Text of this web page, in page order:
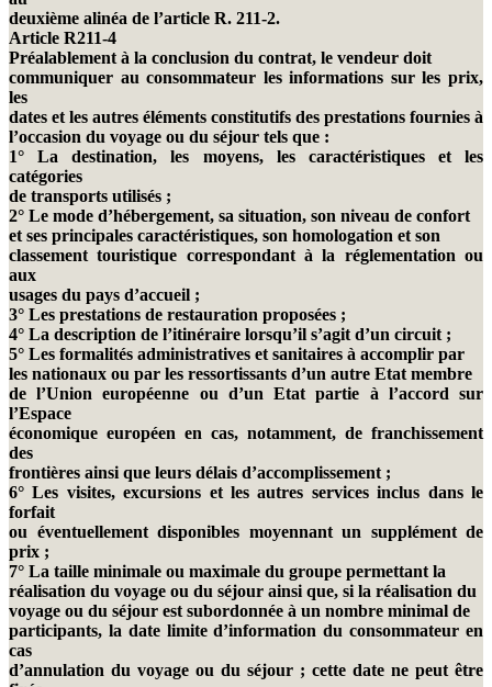
deuxième alinéa de l’article R. 211-2.
Article R211-4
Préalablement à la conclusion du contrat, le vendeur doit
communiquer au consommateur les informations sur les prix,
les
dates et les autres éléments constitutifs des prestations fournies à
l’occasion du voyage ou du séjour tels que :
1° La destination, les moyens, les caractéristiques et les
catégories
de transports utilisés ;
2° Le mode d’hébergement, sa situation, son niveau de confort
et ses principales caractéristiques, son homologation et son
classement touristique correspondant à la réglementation ou
aux
usages du pays d’accueil ;
3° Les prestations de restauration proposées ;
4° La description de l’itinéraire lorsqu’il s’agit d’un circuit ;
5° Les formalités administratives et sanitaires à accomplir par
les nationaux ou par les ressortissants d’un autre Etat membre
de l’Union européenne ou d’un Etat partie à l’accord sur
l’Espace
économique européen en cas, notamment, de franchissement
des
frontières ainsi que leurs délais d’accomplissement ;
6° Les visites, excursions et les autres services inclus dans le
forfait
ou éventuellement disponibles moyennant un supplément de
prix ;
7° La taille minimale ou maximale du groupe permettant la
réalisation du voyage ou du séjour ainsi que, si la réalisation du
voyage ou du séjour est subordonnée à un nombre minimal de
participants, la date limite d’information du consommateur en
cas
d’annulation du voyage ou du séjour ; cette date ne peut être